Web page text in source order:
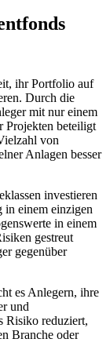
ihr Portfolio auf
Durch die
mit nur einem
Projekten beteiligt
von
Anlagen besser
investieren
in einem einzigen
in einem
gestreut
gegenüber
es Anlegern, ihre
und
Risiko reduziert,
Branche oder